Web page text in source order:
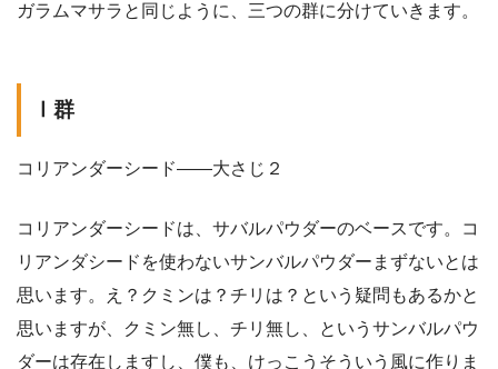
ガラムマサラと同じように、三つの群に分けていきます。
Ⅰ群
コリアンダーシード——大さじ２
コリアンダーシードは、サバルパウダーのベースです。コ
リアンダシードを使わないサンバルパウダーまずないとは
思います。え？クミンは？チリは？という疑問もあるかと
思いますが、クミン無し、チリ無し、というサンバルパウ
ダーは存在しますし、僕も、けっこうそういう風に作りま